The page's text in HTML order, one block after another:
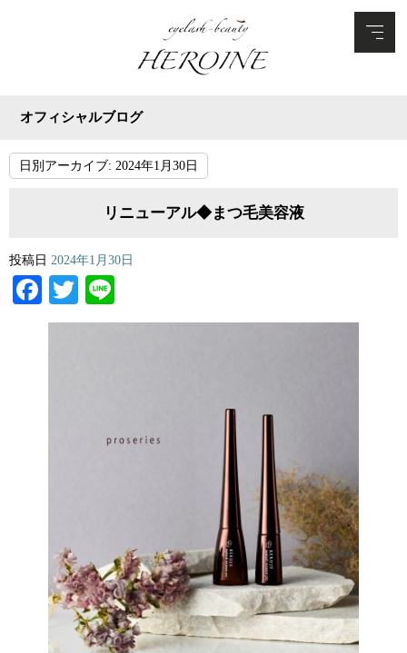
オフィシャルブログ
日別アーカイブ: 2024年1月30日
リニューアル◆まつ毛美容液
投稿日 2024年1月30日
Facebook
Twitter